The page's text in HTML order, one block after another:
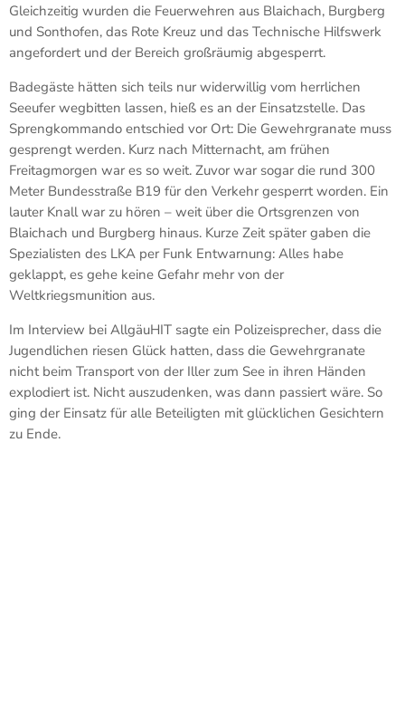
Gleichzeitig wurden die Feuerwehren aus Blaichach, Burgberg
und Sonthofen, das Rote Kreuz und das Technische Hilfswerk
angefordert und der Bereich großräumig abgesperrt.
Badegäste hätten sich teils nur widerwillig vom herrlichen
Seeufer wegbitten lassen, hieß es an der Einsatzstelle. Das
Sprengkommando entschied vor Ort: Die Gewehrgranate muss
gesprengt werden. Kurz nach Mitternacht, am frühen
Freitagmorgen war es so weit. Zuvor war sogar die rund 300
Meter Bundesstraße B19 für den Verkehr gesperrt worden. Ein
lauter Knall war zu hören – weit über die Ortsgrenzen von
Blaichach und Burgberg hinaus. Kurze Zeit später gaben die
Spezialisten des LKA per Funk Entwarnung: Alles habe
geklappt, es gehe keine Gefahr mehr von der
Weltkriegsmunition aus.
Im Interview bei AllgäuHIT sagte ein Polizeisprecher, dass die
Jugendlichen riesen Glück hatten, dass die Gewehrgranate
nicht beim Transport von der Iller zum See in ihren Händen
explodiert ist. Nicht auszudenken, was dann passiert wäre. So
ging der Einsatz für alle Beteiligten mit glücklichen Gesichtern
zu Ende.